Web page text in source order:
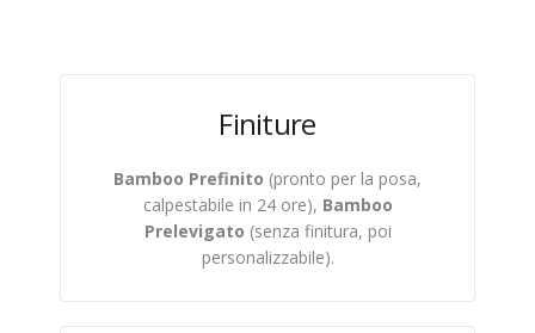
Finiture
Bamboo Prefinito (pronto per la posa,
calpestabile in 24 ore), Bamboo
Prelevigato (senza finitura, poi
personalizzabile).